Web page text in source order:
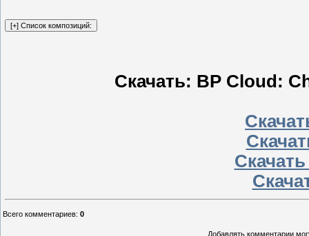
Скачать: BP Cloud:
Всего комментариев: 0
Добавлять комментарии